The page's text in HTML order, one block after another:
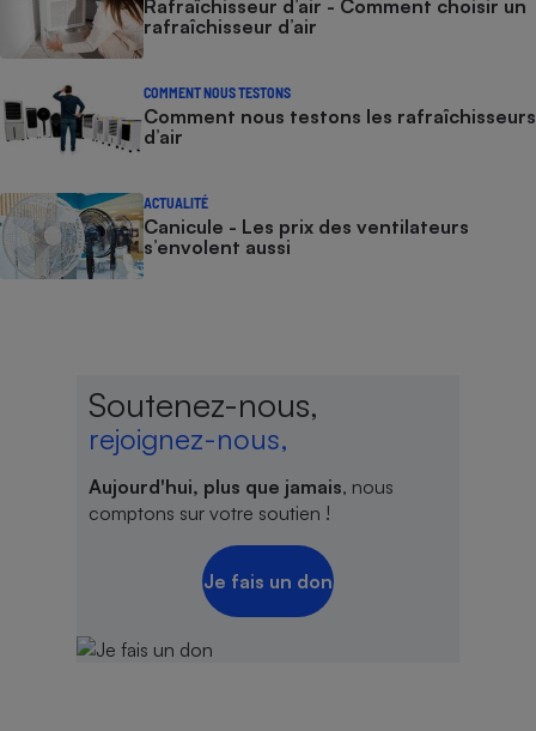
Rafraîchisseur d’air - Comment choisir un
rafraîchisseur d’air
COMMENT NOUS TESTONS
Comment nous testons les rafraîchisseurs
d’air
ACTUALITÉ
Canicule - Les prix des ventilateurs
s’envolent aussi
Soutenez-nous,
rejoignez-nous,
Aujourd'hui, plus que jamais, nous
comptons sur votre soutien !
Je fais un don